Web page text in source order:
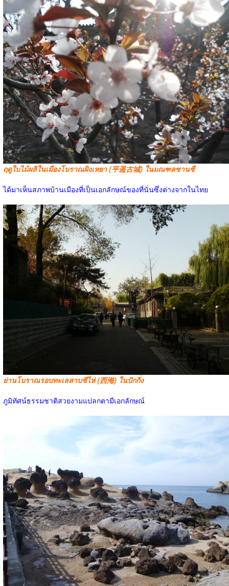
ฤดูใบไม้ผลิในเมืองโบราณผิงเหยา (平遥古城) ในมณฑลซานซี
ได้มาเห็นสภาพบ้านเมืองที่เป็นเอกลักษณ์ของที่นั่นซึ่งต่างจากในไทย
ย่านโบราณรอบทะเลสาบซีไห่ (西海) ในปักกิ่ง
ภูมิทัศน์ธรรมชาติสวยงามแปลกตามีเอกลักษณ์